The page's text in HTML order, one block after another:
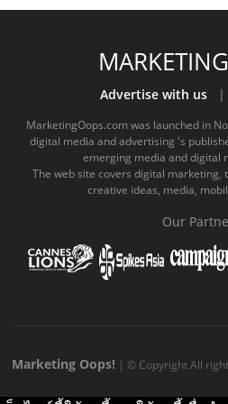
e
b
o
o
k
c
o
t
u
b
e
.
o
o
m
e
e
MARKETING
Advertise with us|
MarketingOops.com was launched in
digital media and advertising 's
emerging media and digital
The web site covers digital
creative ideas, media,
Our
Marketing Oops! | © Copyright All